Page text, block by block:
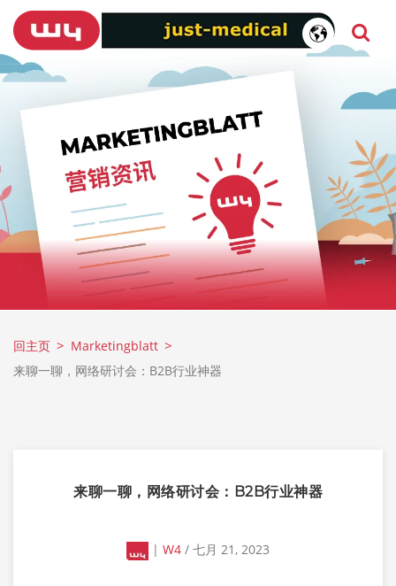
回主页
Marketingblatt
来聊一聊，网络研讨会：B2B行业神器
来聊一聊，网络研讨会：B2B行业神器
| W4 / 七月 21, 2023